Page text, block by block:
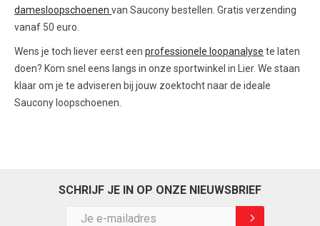
damesloopschoenen van Saucony bestellen. Gratis verzending
vanaf 50 euro.
Wens je toch liever eerst een professionele loopanalyse te laten
doen? Kom snel eens langs in onze sportwinkel in Lier. We staan
klaar om je te adviseren bij jouw zoektocht naar de ideale
Saucony loopschoenen.
SCHRIJF JE IN OP ONZE NIEUWSBRIEF